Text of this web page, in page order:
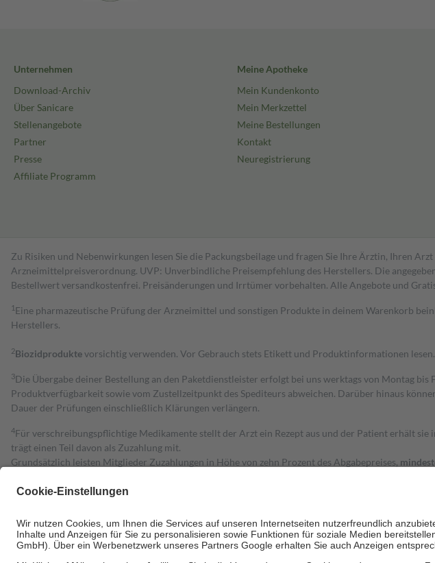
Unternehmen
Download-Archiv
Über Sanicare
Stellenangebote
Partner
Presse
Affiliate Programm
Meine Apotheke
Mein Kundenkonto
Mein Merkzettel
Meine Bestellungen
Kontakt
Neuregistrierung
Zu Risiken und Nebenwirkungen lesen Sie die Packungsbeilage und fragen Sie Ihre Ärztin, Ihren
Arzneimittelpreisverordnung. UVP: Unverbindliche Preisempfehlung des Herstellers. Die
Bestell­wert versand­kosten­frei. Preisänderungen und Irrtümer vorbehalten. Alle Angebote und
1 Eine pharmazeutische Prüfung der Arzneimittel und sonstigen Produkte in deinem Warenkorb
Herstellers.
2Biozidproduktevorsichtig verwenden. Vor Gebrauch stets Etikett und Produktinformationen lesen.
3Die Übergabe deiner Bestellung an den Paketdienstleister erfolgt bei uns werktags von Montag
Produktverfügbarkeit sowie vom Zustellzeitpunkt des Spediteurs abweichen. Darüber hinaus
Dauer der Prüfungen einschließlich Klärungen verlängern.
4Für verschreibungspflichtige Medikamente stellt der Arzt ein Rezept aus und der Patient erhält
trägt einen Teil davon als Zuzahlung mit.
Grundsätzlich leisten Mitglieder Zuzahlungen in Höhe von zehn Prozent des Abgabepreises,
Diese Regeln gelten grundsätzlich auch für Online-Apotheken.
Um das Engagement der Versicherten für ihre eigene Gesundheit zu stärken und die besondere
• Kindern und Jugendlichen bis zum vollendeten 18. Lebensjahr mit Ausnahme der Fahrkosten
• Untersuchungen zur Vorsorge und Früherkennung, die von der GKV getragen werden